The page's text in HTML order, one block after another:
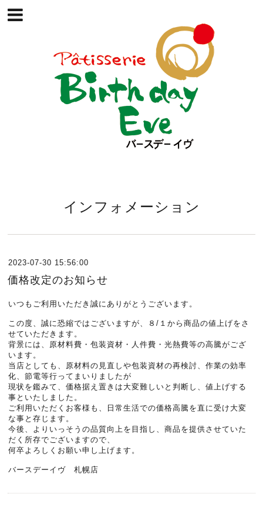
インフォメーション
2023-07-30 15:56:00
価格改定のお知らせ
いつもご利用いただき誠にありがとうございます。
この度、誠に恐縮ではございますが、８/１から商品の値上げをさ
せていただきます。
背景には、原材料費・包装資材・人件費・光熱費等の高騰がござ
います。
当店としても、原材料の見直しや包装資材の再検討、作業の効率
化、節電等行ってまいりましたが
現状を鑑みて、価格据え置きは大変難しいと判断し、値上げする
事といたしました。
ご利用いただくお客様も、日常生活での価格高騰を直に受け大変
な事と存じます。
今後、よりいっそうの品質向上を目指し、商品を提供させていた
だく所存でございますので、
何卒よろしくお願い申し上げます。
バースデーイヴ 札幌店